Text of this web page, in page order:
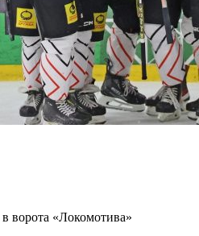
ворота «Локомотива»